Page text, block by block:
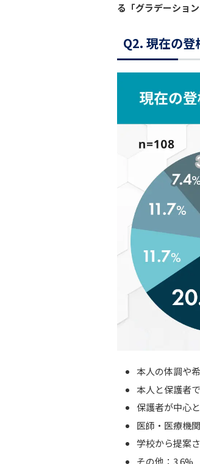
る「グラデーショ
Q2. 現在の登
本人の体調や
本人と保護者
保護者が中心
医師・医療機
学校から提案
その他：3.6%